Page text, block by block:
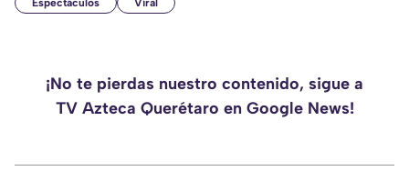
Espectáculos Viral
¡No te pierdas nuestro contenido, sigue a
TV Azteca Querétaro en Google News!